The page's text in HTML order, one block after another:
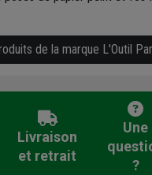
de la marque L'Outil
Livraison
et retrait
Une
?